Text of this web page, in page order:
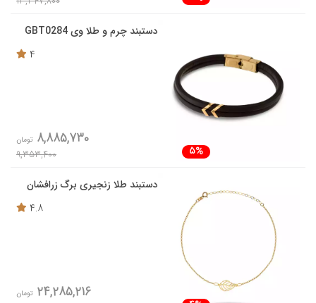
دستبند چرم و طلا وی GBT0284
4
5%
8,885,730 تومان
9,353,400
دستبند طلا زنجیری برگ زرافشان
4.8
24,285,216 تومان